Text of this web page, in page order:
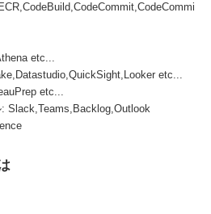
etc...
etc...
etc...
: Slack,Teams,Backlog,Outlook